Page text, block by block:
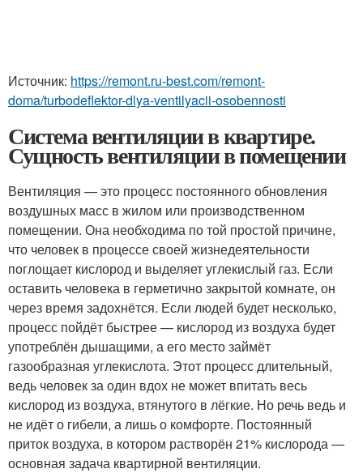
Источник: https://remont.ru-best.com/remont-
doma/turbodeflektor-dlya-ventilyacii-osobennosti
Система вентиляции в квартире.
Сущность вентиляции в помещении
Вентиляция — это процесс постоянного обновления
воздушных масс в жилом или производственном
помещении. Она необходима по той простой причине,
что человек в процессе своей жизнедеятельности
поглощает кислород и выделяет углекислый газ. Если
оставить человека в герметично закрытой комнате, он
через время задохнётся. Если людей будет несколько,
процесс пойдёт быстрее — кислород из воздуха будет
употреблён дышащими, а его место займёт
газообразная углекислота. Этот процесс длительный,
ведь человек за один вдох не может впитать весь
кислород из воздуха, втянутого в лёгкие. Но речь ведь и
не идёт о гибели, а лишь о комфорте. Постоянный
приток воздуха, в котором растворён 21% кислорода —
основная задача квартирной вентиляции.